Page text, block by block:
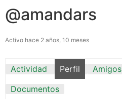
@amandars
Activo hace 2 años, 10 meses
Actividad Perfil Amigos
Documentos